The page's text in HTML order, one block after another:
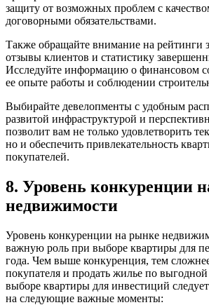
защиту от возможных проблем с
договорными обязательствами.
Также обращайте внимание на рейтинги
отзывы клиентов и статистику
Исследуйте информацию о финансовом
ее опыте работы и соблюдении
Выбирайте девелопменты с удобным
развитой инфраструктурой и
позволит вам не только удовлетворить
но и обеспечить привлекательность
покупателей.
8. Уровень конкуренции
недвижимости
Уровень конкуренции на рынке
важную роль при выборе квартиры для
года. Чем выше конкуренция, тем
покупателя и продать жилье по
выборе квартиры для инвестиций
на следующие важные моменты: